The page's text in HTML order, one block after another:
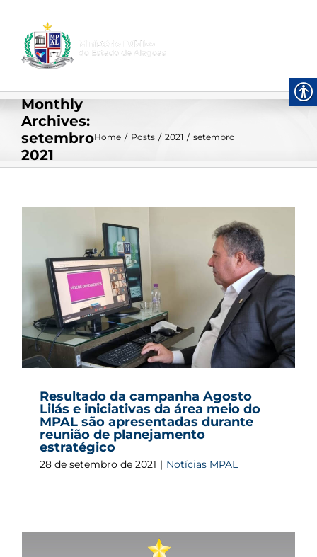
content
Monthly
Archives:
setembro
2021
Home / Posts / 2021 / setembro
Resultado da campanha Agosto
Lilás e iniciativas da área meio do
MPAL são apresentadas durante
reunião de planejamento
estratégico
28 de setembro de 2021 | Notícias MPAL